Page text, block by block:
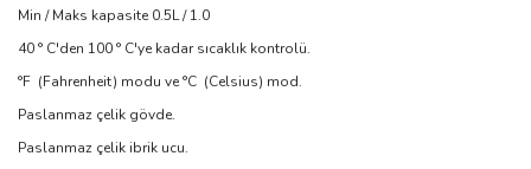
Min / Maks kapasite 0.5L / 1.0
40 ° C'den 100 ° C'ye kadar sıcaklık kontrolü.
°F (Fahrenheit) modu ve °C (Celsius) mod.
Paslanmaz çelik gövde.
Paslanmaz çelik ibrik ucu.